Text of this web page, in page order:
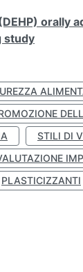
orally
study
STILI DI
PLASTICIZZANTI